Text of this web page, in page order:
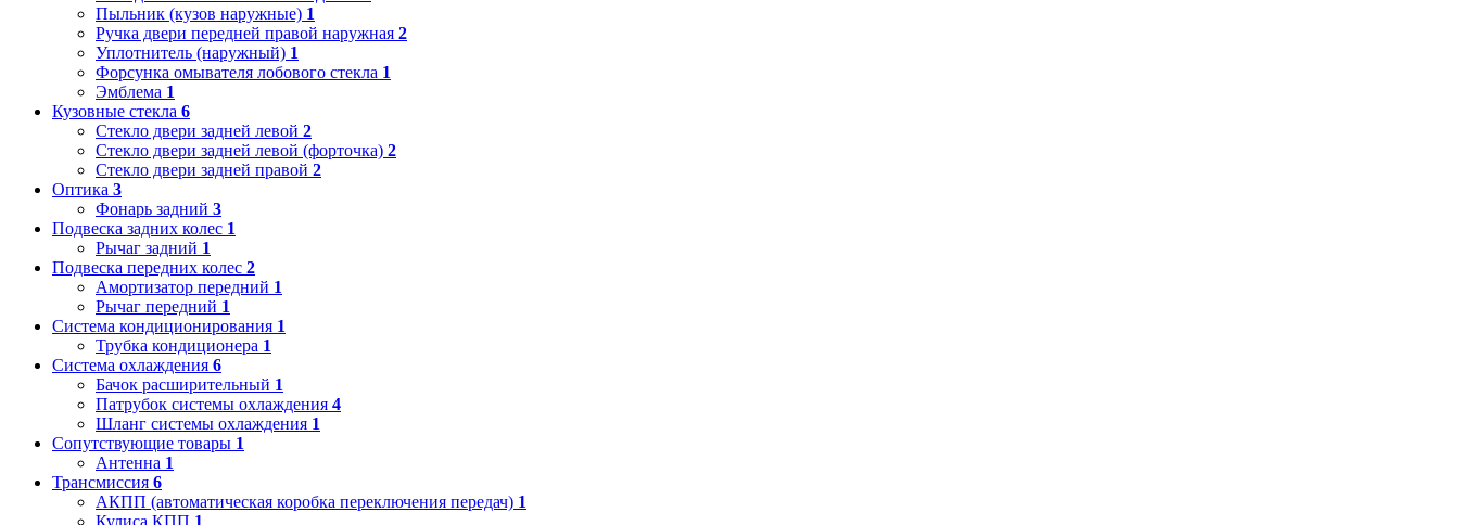
Пыльник (кузов наружные) 1
Ручка двери передней правой наружная 2
Уплотнитель (наружный) 1
Форсунка омывателя лобового стекла 1
Эмблема 1
Кузовные стекла 6
Стекло двери задней левой 2
Стекло двери задней левой (форточка) 2
Стекло двери задней правой 2
Оптика 3
Фонарь задний 3
Подвеска задних колес 1
Рычаг задний 1
Подвеска передних колес 2
Амортизатор передний 1
Рычаг передний 1
Система кондиционирования 1
Трубка кондиционера 1
Система охлаждения 6
Бачок расширительный 1
Патрубок системы охлаждения 4
Шланг системы охлаждения 1
Сопутствующие товары 1
Антенна 1
Трансмиссия 6
АКПП (автоматическая коробка переключения передач) 1
Кулиса КПП 1